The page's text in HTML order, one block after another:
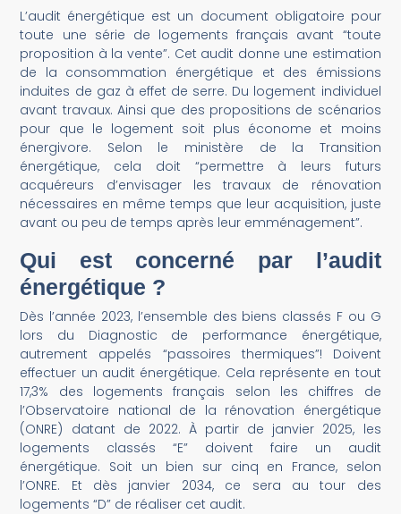
L’audit énergétique est un document obligatoire pour
toute une série de logements français avant “toute
proposition à la vente”. Cet audit donne une estimation
de la consommation énergétique et des émissions
induites de gaz à effet de serre. Du logement individuel
avant travaux. Ainsi que des propositions de scénarios
pour que le logement soit plus économe et moins
énergivore. Selon le ministère de la Transition
énergétique, cela doit “permettre à leurs futurs
acquéreurs d’envisager les travaux de rénovation
nécessaires en même temps que leur acquisition, juste
avant ou peu de temps après leur emménagement”.
Qui est concerné par l’audit
énergétique ?
Dès l’année 2023, l’ensemble des biens classés F ou G
lors du Diagnostic de performance énergétique,
autrement appelés “passoires thermiques”! Doivent
effectuer un audit énergétique. Cela représente en tout
17,3% des logements français selon les chiffres de
l’Observatoire national de la rénovation énergétique
(ONRE) datant de 2022. À partir de janvier 2025, les
logements classés “E” doivent faire un audit
énergétique. Soit un bien sur cinq en France, selon
l’ONRE. Et dès janvier 2034, ce sera au tour des
logements “D” de réaliser cet audit.